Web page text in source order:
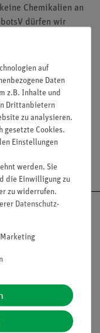
Chemikalien an
dürfen wir
und
Service
auf
Daten
z.B. Inhalte und
Drittanbietern
zu analysieren.
gesetzte Cookies.
Einstellungen
werden. Sie
die Einwilligung zu
zu widerrufen.
Daten­schutz­
Marketing